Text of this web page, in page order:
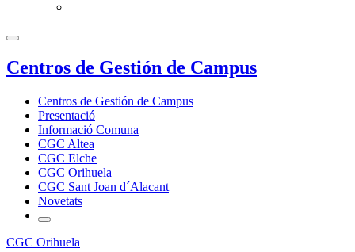
Centros de Gestión de Campus
Centros de Gestión de Campus
Presentació
Informació Comuna
CGC Altea
CGC Elche
CGC Orihuela
CGC Sant Joan d´Alacant
Novetats
CGC Orihuela